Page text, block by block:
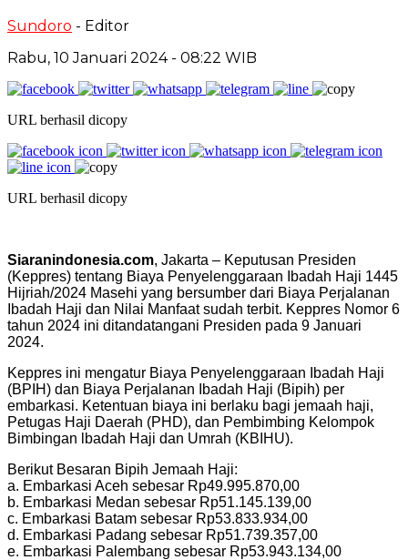
Sundoro - Editor
Rabu, 10 Januari 2024 - 08:22 WIB
URL berhasil dicopy
URL berhasil dicopy
Siaranindonesia.com, Jakarta – Keputusan Presiden
(Keppres) tentang Biaya Penyelenggaraan Ibadah Haji 1445
Hijriah/2024 Masehi yang bersumber dari Biaya Perjalanan
Ibadah Haji dan Nilai Manfaat sudah terbit. Keppres Nomor 6
tahun 2024 ini ditandatangani Presiden pada 9 Januari
2024.
Keppres ini mengatur Biaya Penyelenggaraan Ibadah Haji
(BPIH) dan Biaya Perjalanan Ibadah Haji (Bipih) per
embarkasi. Ketentuan biaya ini berlaku bagi jemaah haji,
Petugas Haji Daerah (PHD), dan Pembimbing Kelompok
Bimbingan lbadah Haji dan Umrah (KBIHU).
Berikut Besaran Bipih Jemaah Haji:
a. Embarkasi Aceh sebesar Rp49.995.870,00
b. Embarkasi Medan sebesar Rp51.145.139,00
c. Embarkasi Batam sebesar Rp53.833.934,00
d. Embarkasi Padang sebesar Rp51.739.357,00
e. Embarkasi Palembang sebesar Rp53.943.134,00